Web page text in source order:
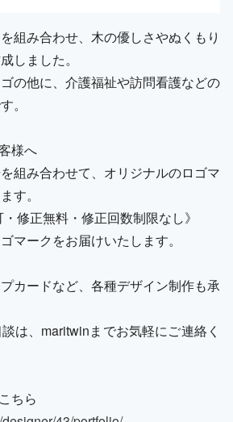
組み合わせ、木の優しさやぬくもり
しました。
の他に、介護福祉や訪問看護などの
。
様へ
組み合わせて、オリジナルのロゴマ
す。
・修正無料・修正回数制限なし》
マークをお届けいたします。
カードなど、各種デザイン制作も承
は、maritwinまでお気軽にご連絡く
ちら